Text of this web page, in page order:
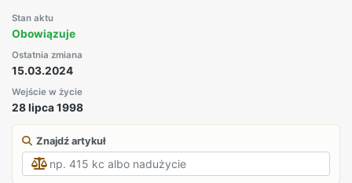
Stan aktu
Obowiązuje
Ostatnia zmiana
15.03.2024
Wejście w życie
28 lipca 1998
Znajdź artykuł